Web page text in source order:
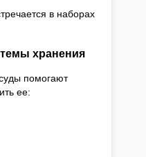
в наборах
хранения
помогают
ее: